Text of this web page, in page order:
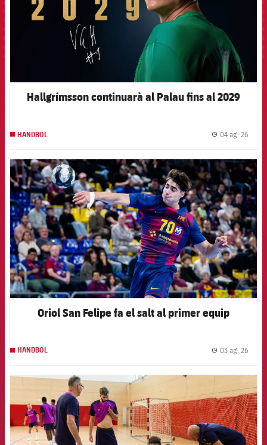
Hallgrímsson continuarà al Palau fins al 2029
HANDBOL 04 ag. 26
FCB Barcelona badge
Oriol San Felipe fa el salt al primer equip
HANDBOL 03 ag. 26
FCB Barcelona badge